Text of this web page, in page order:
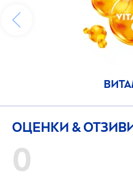
ОЦЕНКИ &
0